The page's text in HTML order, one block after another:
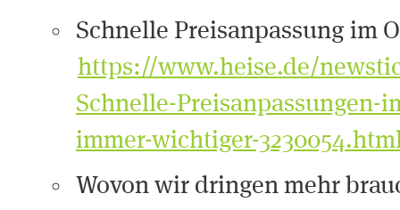
Schnelle Preisanpassung im
https://www.heise.de/
Schnelle-Preisanpassungen-
immer-wichtiger-
Wovon wir dringen mehr